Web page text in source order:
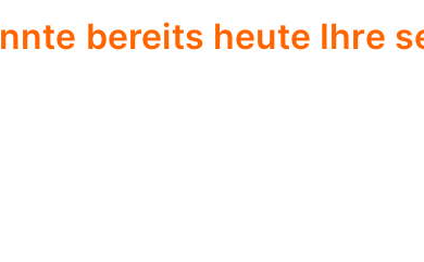
bereits heute Ihre